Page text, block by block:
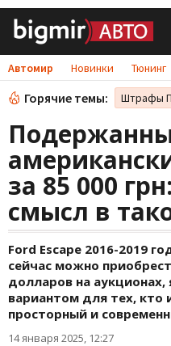
Автомир Новинки Тюнинг
Горячие темы: Штрафы
за 85 000
смысл в
Ford Escape 2016-2019
сейчас можно
долларов на
вариантом для тех,
просторный и
14 января 2025, 12:27